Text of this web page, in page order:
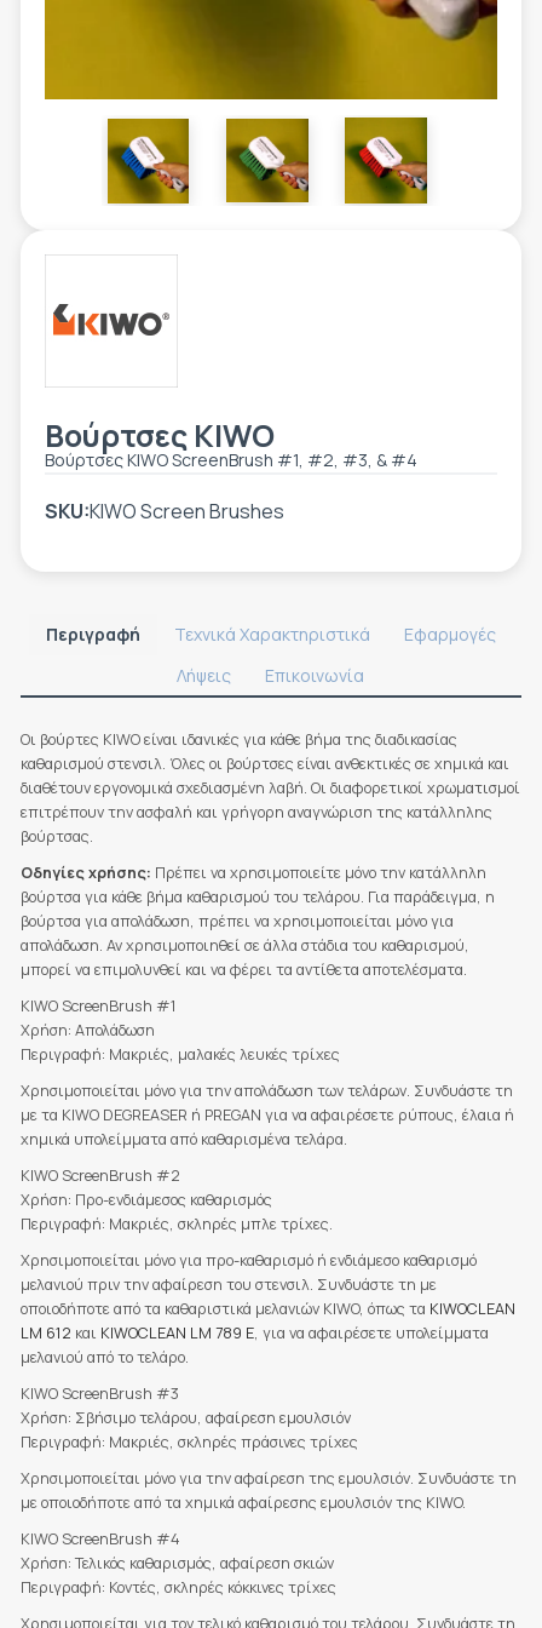
ΚΑΤΑ ΠΑΡΑΓΓΕΛΊΑ
ΜΕΤΑΧΕΙΡΙΣΜΈΝΑ
Βούρτσες KIWO
Βούρτσες KIWO ScreenBrush #1, #2, #3, & #4
SKU:KIWO Screen Brushes
Περιγραφή
Τεχνικά Χαρακτηριστικά
Λήψεις
Επικοινωνία
Εφαρμογές
Οι βούρτες KIWO είναι ιδανικές για κάθε βήμα της διαδικασίας
καθαρισμού στενσιλ. Όλες οι βούρτσες είναι ανθεκτικές σε χημικά και
διαθέτουν εργονομικά σχεδιασμένη λαβή. Οι διαφορετικοί χρωματισμοί
επιτρέπουν την ασφαλή και γρήγορη αναγνώριση της κατάλληλης
βούρτσας.
Οδηγίες χρήσης: Πρέπει να χρησιμοποιείτε μόνο την κατάλληλη
βούρτσα για κάθε βήμα καθαρισμού του τελάρου. Για παράδειγμα, η
βούρτσα για απολάδωση, πρέπει να χρησιμοποιείται μόνο για
απολάδωση. Αν χρησιμοποιηθεί σε άλλα στάδια του καθαρισμού,
μπορεί να επιμολυνθεί και να φέρει τα αντίθετα αποτελέσματα.
KIWO ScreenBrush #1
Χρήση: Απολάδωση
Περιγραφή: Μακριές, μαλακές λευκές τρίχες
Χρησιμοποιείται μόνο για την απολάδωση των τελάρων. Συνδυάστε τη
με τα KIWO DEGREASER ή PREGAN για να αφαιρέσετε ρύπους, έλαια ή
χημικά υπολείμματα από καθαρισμένα τελάρα.
KIWO ScreenBrush #2
Χρήση: Προ-ενδιάμεσος καθαρισμός
Περιγραφή: Μακριές, σκληρές μπλε τρίχες.
Χρησιμοποιείται μόνο για προ-καθαρισμό ή ενδιάμεσο καθαρισμό
μελανιού πριν την αφαίρεση του στενσιλ. Συνδυάστε τη με
οποιοδήποτε από τα καθαριστικά μελανιών KIWO, όπως τα KIWOCLEAN
LM 612 και KIWOCLEAN LM 789 E, για να αφαιρέσετε υπολείμματα
μελανιού από το τελάρο.
KIWO ScreenBrush #3
Χρήση: Σβήσιμο τελάρου, αφαίρεση εμουλσιόν
Περιγραφή: Μακριές, σκληρές πράσινες τρίχες
Χρησιμοποιείται μόνο για την αφαίρεση της εμουλσιόν. Συνδυάστε τη
με οποιοδήποτε από τα χημικά αφαίρεσης εμουλσιόν της KIWO.
KIWO ScreenBrush #4
Χρήση: Τελικός καθαρισμός, αφαίρεση σκιών
Περιγραφή: Κοντές, σκληρές κόκκινες τρίχες